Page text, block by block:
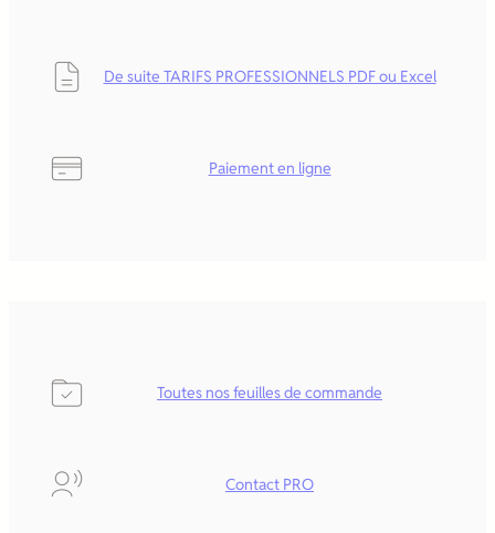
De suite TARIFS PROFESSIONNELS PDF ou Excel
Paiement en ligne
Toutes nos feuilles de commande
Contact PRO